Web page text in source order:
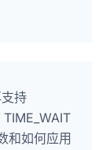
持
和如何应用